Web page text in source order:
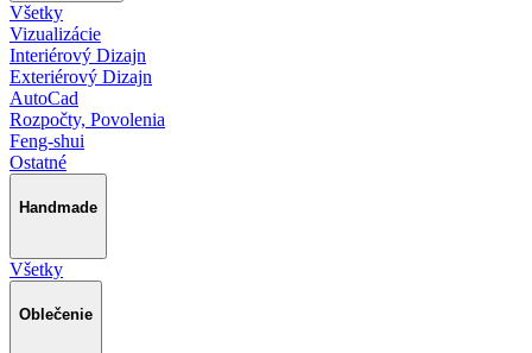
Všetky
Vizualizácie
Interiérový Dizajn
Exteriérový Dizajn
AutoCad
Rozpočty, Povolenia
Feng-shui
Ostatné
Handmade
Všetky
Oblečenie